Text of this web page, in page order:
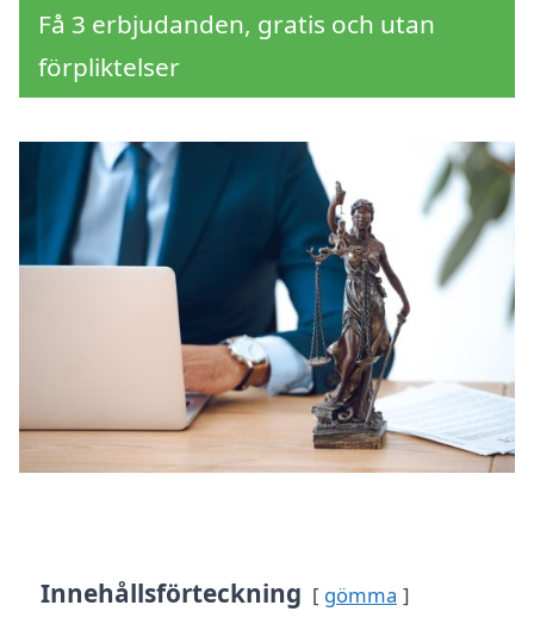
Få 3 erbjudanden, gratis och utan
förpliktelser
Innehållsförteckning gömma